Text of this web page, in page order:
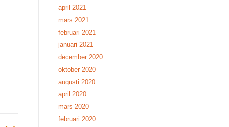
april 2021
mars 2021
februari 2021
januari 2021
december 2020
oktober 2020
augusti 2020
april 2020
mars 2020
februari 2020